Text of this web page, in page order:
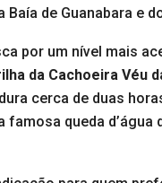
Baía de Guanabara e
por um nível mais
da Cachoeira Véu
cerca de duas
famosa queda d’água